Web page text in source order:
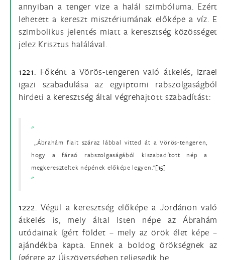
annyiban a tenger vize a halál szimbóluma. Ezért
lehetett a kereszt misztériumának előképe a víz. E
szimbolikus jelentés miatt a keresztség közösséget
jelez Krisztus halálával.
1221. Főként a Vörös-tengeren való átkelés, Izrael
igazi szabadulása az egyiptomi rabszolgaságból
hirdeti a keresztség által végrehajtott szabadítást:
„Ábrahám fiait száraz lábbal vitted át a Vörös-tengeren,
hogy a fáraó rabszolgaságából kiszabadított nép a
megkereszteltek népének előképe legyen."[15]
1222.Végül a keresztség előképe a Jordánon való
átkelés is, mely által Isten népe az Ábrahám
utódainak ígért földet – mely az örök élet képe –
ajándékba kapta. Ennek a boldog örökségnek az
ígérete az Újszövetségben teljesedik be.